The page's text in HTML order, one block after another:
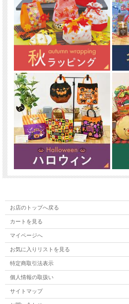
お店のトップへ戻る
カートを見る
マイページへ
お気に入りリストを見る
特定商取引法表示
個人情報の取扱い
サイトマップ